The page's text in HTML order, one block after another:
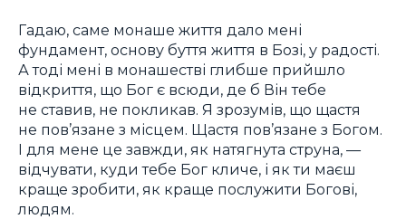
Гадаю, саме монаше життя дало мені
фундамент, основу буття життя в Бозі, у радості.
А тоді мені в монашестві глибше прийшло
відкриття, що Бог є всюди, де б Він тебе
не ставив, не покликав. Я зрозумів, що щастя
не пов’язане з місцем. Щастя пов’язане з Богом.
І для мене це завжди, як натягнута струна, —
відчувати, куди тебе Бог кличе, і як ти маєш
краще зробити, як краще послужити Богові,
людям.